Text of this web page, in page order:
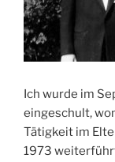
Ich wurde im
eingeschult,
Tätigkeit im
1973